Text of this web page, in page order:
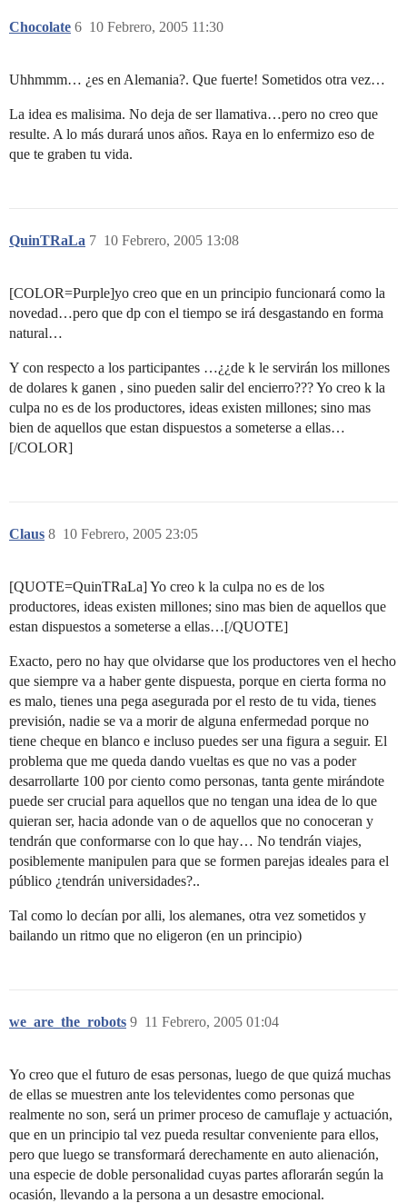
Chocolate 10 Febrero, 2005 11:30
6
Uhhmmm… ¿es en Alemania?. Que fuerte! Sometidos otra vez…
La idea es malisima. No deja de ser llamativa…pero no creo que
resulte. A lo más durará unos años. Raya en lo enfermizo eso de
que te graben tu vida.
QuinTRaLa 10 Febrero, 2005 13:08
7
[COLOR=Purple]yo creo que en un principio funcionará como la
novedad…pero que dp con el tiempo se irá desgastando en forma
natural…
Y con respecto a los participantes …¿¿de k le servirán los millones
de dolares k ganen , sino pueden salir del encierro??? Yo creo k la
culpa no es de los productores, ideas existen millones; sino mas
bien de aquellos que estan dispuestos a someterse a ellas…
[/COLOR]
Claus 10 Febrero, 2005 23:05
8
[QUOTE=QuinTRaLa] Yo creo k la culpa no es de los
productores, ideas existen millones; sino mas bien de aquellos que
estan dispuestos a someterse a ellas…[/QUOTE]
Exacto, pero no hay que olvidarse que los productores ven el hecho
que siempre va a haber gente dispuesta, porque en cierta forma no
es malo, tienes una pega asegurada por el resto de tu vida, tienes
previsión, nadie se va a morir de alguna enfermedad porque no
tiene cheque en blanco e incluso puedes ser una figura a seguir. El
problema que me queda dando vueltas es que no vas a poder
desarrollarte 100 por ciento como personas, tanta gente mirándote
puede ser crucial para aquellos que no tengan una idea de lo que
quieran ser, hacia adonde van o de aquellos que no conoceran y
tendrán que conformarse con lo que hay… No tendrán viajes,
posiblemente manipulen para que se formen parejas ideales para el
público ¿tendrán universidades?..
Tal como lo decían por alli, los alemanes, otra vez sometidos y
bailando un ritmo que no eligeron (en un principio)
we_are_the_robots 11 Febrero, 2005 01:04
9
Yo creo que el futuro de esas personas, luego de que quizá muchas
de ellas se muestren ante los televidentes como personas que
realmente no son, será un primer proceso de camuflaje y actuación,
que en un principio tal vez pueda resultar conveniente para ellos,
pero que luego se transformará derechamente en auto alienación,
una especie de doble personalidad cuyas partes aflorarán según la
ocasión, llevando a la persona a un desastre emocional.